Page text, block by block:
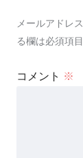
メールアドレ
る欄は必須項
コメント ※